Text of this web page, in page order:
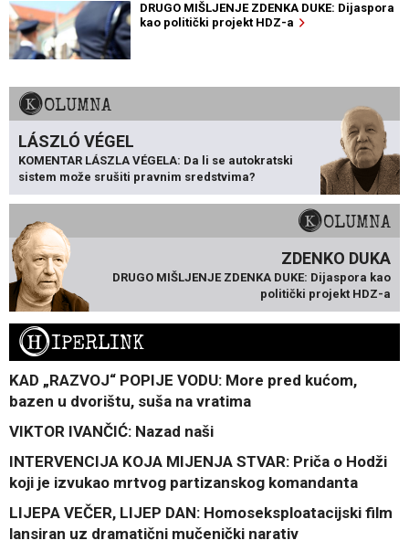
DRUGO MIŠLJENJE ZDENKA DUKE: Dijaspora
kao politički projekt HDZ-a
KOLUMNA
LÁSZLÓ VÉGEL
KOMENTAR LÁSZLA VÉGELA: Da li se autokratski
sistem može srušiti pravnim sredstvima?
KOLUMNA
ZDENKO DUKA
DRUGO MIŠLJENJE ZDENKA DUKE: Dijaspora kao
politički projekt HDZ-a
HIPERLINK
KAD „RAZVOJ“ POPIJE VODU: More pred kućom,
bazen u dvorištu, suša na vratima
VIKTOR IVANČIĆ: Nazad naši
INTERVENCIJA KOJA MIJENJA STVAR: Priča o Hodži
koji je izvukao mrtvog partizanskog komandanta
LIJEPA VEČER, LIJEP DAN: Homoseksploatacijski film
lansiran uz dramatični mučenički narativ